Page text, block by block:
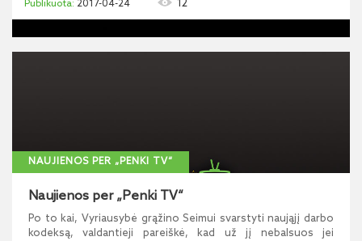
2017-04-24 12
NAUJIENOS PER „PENKI TV“
Naujienos per „Penki TV“
Po to kai, Vyriausybė grąžino Seimui svarstyti naująjį darbo
kodeksą, valdantieji pareiškė, kad už jį nebalsuos jei